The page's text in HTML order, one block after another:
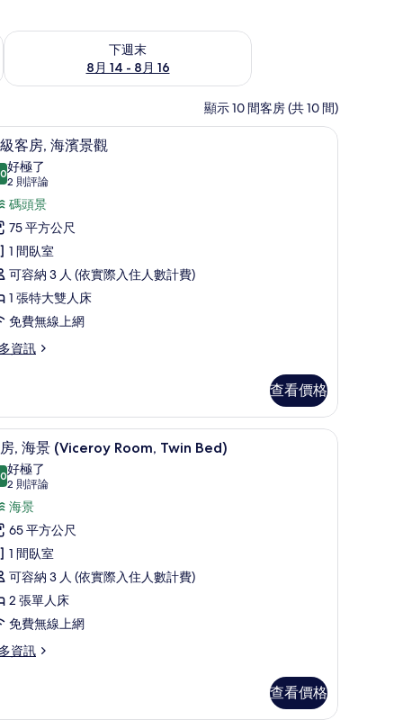
下週末
8月 14 - 8月 16
查看下週末 (8月 14 - 8月 16) 的供應情況
顯示 10 間客房 (共 10 間)
寢具、羽絨被、迷你吧、客房內保險箱頂級客房, 海濱景觀 | 高級寢具、羽絨被、迷
7 客房, 海濱景觀
分，滿分 10 分
好極了
2 則評論
(2
則
評
論)
碼頭景
75 平方公尺
1 間臥室
可容納 3 人 (依實際入住人數計費)
1 張特大雙人床
免費無線上網
資訊
查看價格
羽絨被、迷你吧、客房內保險箱客房, 海景 (Viceroy Room, Twin Bed) | 高級
7 , 海景 (Viceroy Room, Twin Bed)
分，滿分 10 分
好極了
2 則評論
(2
則
評
論)
海景
65 平方公尺
1 間臥室
可容納 3 人 (依實際入住人數計費)
2 張單人床
免費無線上網
資訊
查看價格